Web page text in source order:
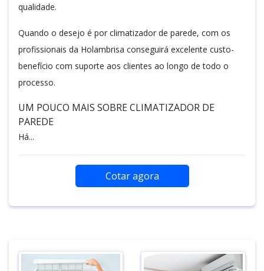
qualidade.
Quando o desejo é por climatizador de parede, com os
profissionais da Holambrisa conseguirá excelente custo-
benefício com suporte aos clientes ao longo de todo o
processo.
UM POUCO MAIS SOBRE CLIMATIZADOR DE
PAREDE
Há...
Cotar agora